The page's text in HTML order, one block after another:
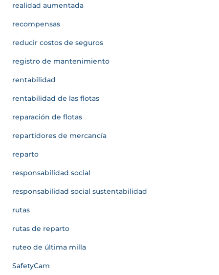
realidad aumentada
recompensas
reducir costos de seguros
registro de mantenimiento
rentabilidad
rentabilidad de las flotas
reparación de flotas
repartidores de mercancía
reparto
responsabilidad social
responsabilidad social sustentabilidad
rutas
rutas de reparto
ruteo de última milla
SafetyCam